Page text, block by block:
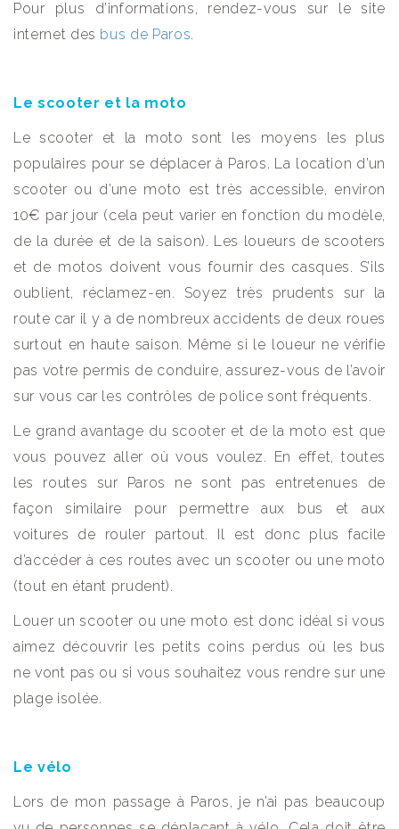
Pour plus d’informations, rendez-vous sur le site
internet des bus de Paros
Le scooter et la moto
Le scooter et la moto sont les moyens les plus
populaires pour se déplacer à Paros. La location d’un
scooter ou d’une moto est très accessible, environ
10€ par jour (cela peut varier en fonction du modèle,
de la durée et de la saison). Les loueurs de scooters
et de motos doivent vous fournir des casques. S’ils
oublient, réclamez-en. Soyez très prudents sur la
route car il y a de nombreux accidents de deux roues
surtout en haute saison. Même si le loueur ne vérifie
pas votre permis de conduire, assurez-vous de l’avoir
sur vous car les contrôles de police sont fréquents.
Le grand avantage du scooter et de la moto est que
vous pouvez aller où vous voulez. En effet, toutes
les routes sur Paros ne sont pas entretenues de
façon similaire pour permettre aux bus et aux
voitures de rouler partout. Il est donc plus facile
d’accéder à ces routes avec un scooter ou une moto
(tout en étant prudent).
Louer un scooter ou une moto est donc idéal si vous
aimez découvrir les petits coins perdus où les bus
ne vont pas ou si vous souhaitez vous rendre sur une
plage isolée.
Le vélo
Lors de mon passage à Paros, je n’ai pas beaucoup